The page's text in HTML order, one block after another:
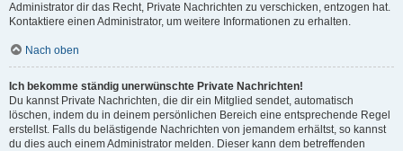
Administrator dir das Recht, Private Nachrichten zu verschicken, entzogen hat.
Kontaktiere einen Administrator, um weitere Informationen zu erhalten.
Nach oben
Ich bekomme ständig unerwünschte Private Nachrichten!
Du kannst Private Nachrichten, die dir ein Mitglied sendet, automatisch
löschen, indem du in deinem persönlichen Bereich eine entsprechende Regel
erstellst. Falls du belästigende Nachrichten von jemandem erhältst, so kannst
du dies auch einem Administrator melden. Dieser kann dem betreffenden